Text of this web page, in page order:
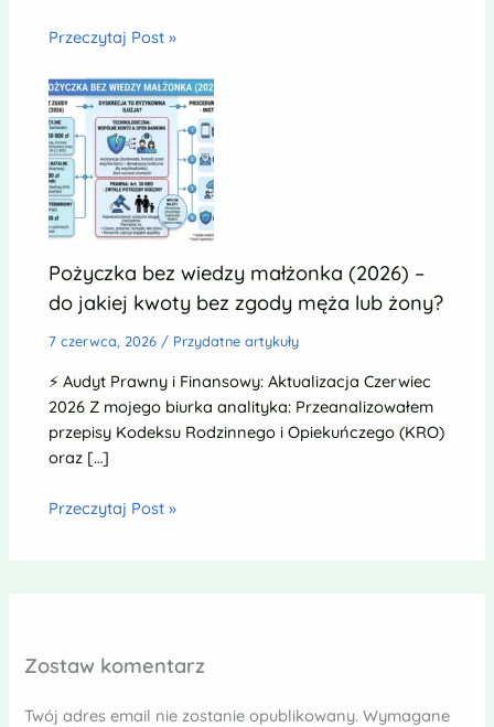
Przeczytaj Post »
Pożyczka bez wiedzy małżonka (2026) –
do jakiej kwoty bez zgody męża lub żony?
7 czerwca, 2026 / Przydatne artykuły
⚡ Audyt Prawny i Finansowy: Aktualizacja Czerwiec
2026 Z mojego biurka analityka: Przeanalizowałem
przepisy Kodeksu Rodzinnego i Opiekuńczego (KRO)
oraz […]
Przeczytaj Post »
Zostaw komentarz
Twój adres email nie zostanie opublikowany. Wymagane